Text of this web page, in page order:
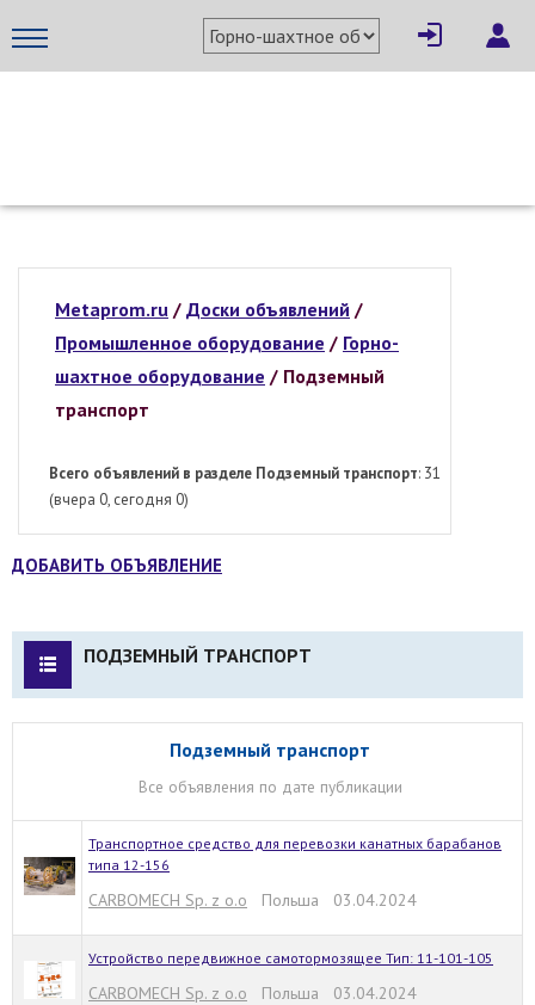
Metaprom.ru / Доски объявлений /
Промышленное оборудование / Горно-
шахтное оборудование / Подземный
транспорт
Всего объявлений в разделе Подземный транспорт: 31
(вчера 0, сегодня 0)
ДОБАВИТЬ ОБЪЯВЛЕНИЕ
ПОДЗЕМНЫЙ ТРАНСПОРТ
Подземный транспорт
Все объявления по дате публикации
Транспортное средство для перевозки канатных барабанов
типа 12-156
CARBOMECH Sp. z o.o Польша 03.04.2024
Устройство передвижное самотормозящее Тип: 11-101-105
CARBOMECH Sp. z o.o Польша 03.04.2024